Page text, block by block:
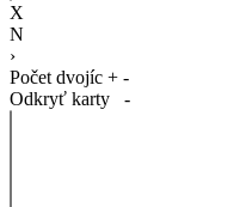
X
N
›
Počet dvojíc + -
Odkryť karty
-